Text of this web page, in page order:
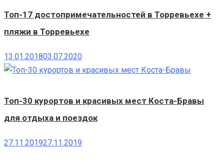
Топ-17 достопримечательностей в Торревьехе +
пляжи в Торревьехе
13.01.201803.07.2020
Топ-30 курортов и красивых мест Коста-Бравы
для отдыха и поездок
27.11.201927.11.2019